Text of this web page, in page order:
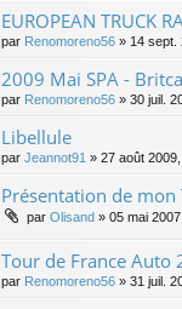
EUROPEAN TRUCK
par Renomoreno56 » 14 sept.
2009 Mai SPA -
par Renomoreno56 » 30 juil.
Libellule
par Jeannot91 » 27 août
Présentation de mon
par Olisand » 05 mai
Tour de France Auto
par Renomoreno56 » 31 juil.